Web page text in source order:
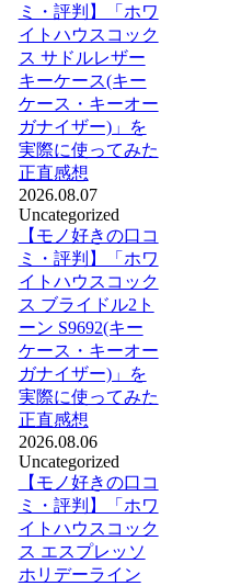
ミ・評判】「ホワ
イトハウスコック
ス サドルレザー
キーケース(キー
ケース・キーオー
ガナイザー)」を
実際に使ってみた
正直感想
2026.08.07
Uncategorized
【モノ好きの口コ
ミ・評判】「ホワ
イトハウスコック
ス ブライドル2ト
ーン S9692(キー
ケース・キーオー
ガナイザー)」を
実際に使ってみた
正直感想
2026.08.06
Uncategorized
【モノ好きの口コ
ミ・評判】「ホワ
イトハウスコック
ス エスプレッソ
ホリデーライン